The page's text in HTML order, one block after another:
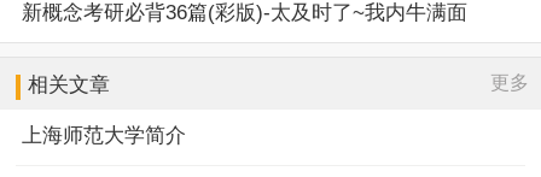
新概念考研必背36篇(彩版)-太及时了~我内牛满面
相关文章 更多
上海师范大学简介